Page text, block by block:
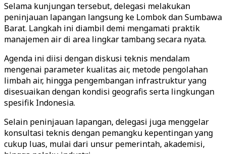
Selama kunjungan tersebut, delegasi melakukan
peninjauan lapangan langsung ke Lombok dan Sumbawa
Barat. Langkah ini diambil demi mengamati praktik
manajemen air di area lingkar tambang secara nyata.
Agenda ini diisi dengan diskusi teknis mendalam
mengenai parameter kualitas air, metode pengolahan
limbah air, hingga pengembangan infrastruktur yang
disesuaikan dengan kondisi geografis serta lingkungan
spesifik Indonesia.
Selain peninjauan lapangan, delegasi juga menggelar
konsultasi teknis dengan pemangku kepentingan yang
cukup luas, mulai dari unsur pemerintah, akademisi,